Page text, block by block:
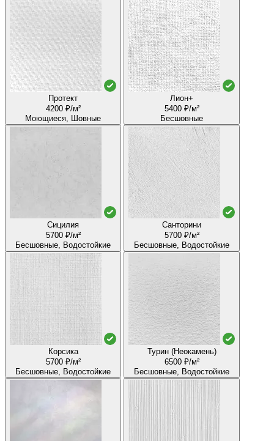
Протект
4200 ₽/м²
Моющиеся, Шовные
Лион+
5400 ₽/м²
Бесшовные
Сицилия
5700 ₽/м²
Бесшовные, Водостойкие
Санторини
5700 ₽/м²
Бесшовные, Водостойкие
Корсика
5700 ₽/м²
Бесшовные, Водостойкие
Турин (Неокамень)
6500 ₽/м²
Бесшовные, Водостойкие